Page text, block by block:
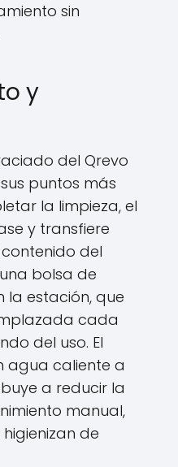
sin
y
del Qrevo
puntos más
la limpieza, el
y transfiere
del
bolsa de
estación, que
cada
del uso. El
agua caliente a
a reducir la
manual,
de